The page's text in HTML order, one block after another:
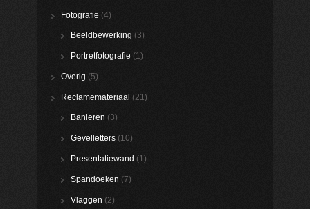
Fotografie (4)
Beeldbewerking (3)
Portretfotografie (1)
Overig (5)
Reclamemateriaal (21)
Banieren (3)
Gevelletters (10)
Presentatiewand (1)
Spandoeken (7)
Vlaggen (2)